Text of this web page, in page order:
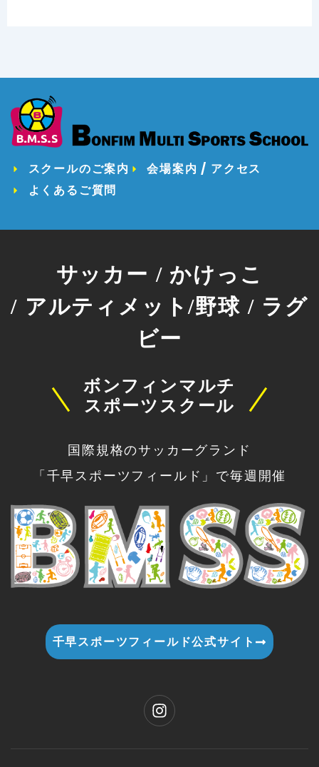
スクールのご案内
会場案内 / アクセス
よくあるご質問
サッカー / かけっこ
/ アルティメット/野球 / ラグ
ビー
ボンフィンマルチ
スポーツスクール
国際規格のサッカーグランド
「千早スポーツフィールド」で毎週開催
千早スポーツフィールド公式サイト
n
s
t